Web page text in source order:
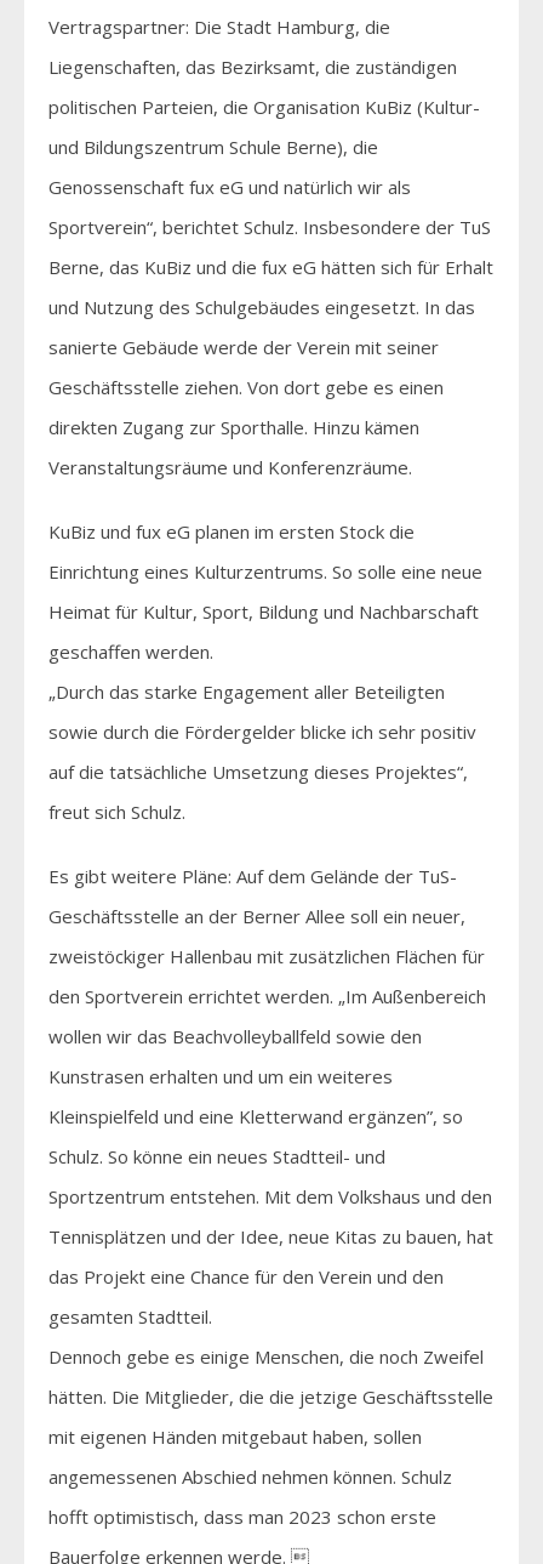
Vertragspartner: Die Stadt Hamburg, die
Liegenschaften, das Bezirksamt, die zuständigen
politischen Parteien, die Organisation KuBiz (Kultur-
und Bildungszentrum Schule Berne), die
Genossenschaft fux eG und natürlich wir als
Sportverein“, berichtet Schulz. Insbesondere der TuS
Berne, das KuBiz und die fux eG hätten sich für Erhalt
und Nutzung des Schulgebäudes eingesetzt. In das
sanierte Gebäude werde der Verein mit seiner
Geschäftsstelle ziehen. Von dort gebe es einen
direkten Zugang zur Sporthalle. Hinzu kämen
Veranstaltungsräume und Konferenzräume.
KuBiz und fux eG planen im ersten Stock die
Einrichtung eines Kulturzentrums. So solle eine neue
Heimat für Kultur, Sport, Bildung und Nachbarschaft
geschaffen werden.
„Durch das starke Engagement aller Beteiligten
sowie durch die Fördergelder blicke ich sehr positiv
auf die tatsächliche Umsetzung dieses Projektes“,
freut sich Schulz.
Es gibt weitere Pläne: Auf dem Gelände der TuS-
Geschäftsstelle an der Berner Allee soll ein neuer,
zweistöckiger Hallenbau mit zusätzlichen Flächen für
den Sportverein errichtet werden. „Im Außenbereich
wollen wir das Beachvolleyballfeld sowie den
Kunstrasen erhalten und um ein weiteres
Kleinspielfeld und eine Kletterwand ergänzen”, so
Schulz. So könne ein neues Stadtteil- und
Sportzentrum entstehen. Mit dem Volkshaus und den
Tennisplätzen und der Idee, neue Kitas zu bauen, hat
das Projekt eine Chance für den Verein und den
gesamten Stadtteil.
Dennoch gebe es einige Menschen, die noch Zweifel
hätten. Die Mitglieder, die die jetzige Geschäftsstelle
mit eigenen Händen mitgebaut haben, sollen
angemessenen Abschied nehmen können. Schulz
hofft optimistisch, dass man 2023 schon erste
Bauerfolge erkennen werde. 